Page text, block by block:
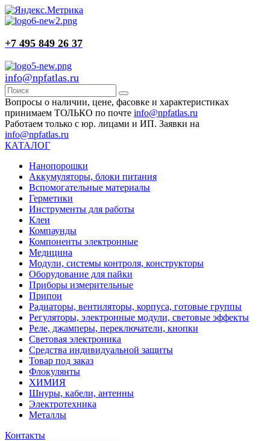
+7 495 849 26 37
info@npfatlas.ru
Вопросы о наличии, цене, фасовке и характеристиках
принимаем ТОЛЬКО по почте info@npfatlas.ru
Работаем только с юр. лицами и ИП. Заявки на
info@npfatlas.ru
КАТАЛОГ
Нанопорошки
Аккумуляторы, блоки питания
Вспомогательные материалы
Герметики
Инструменты для работы
Клеи
Компаунды
Компоненты электронные
Медицина
Модули, системы контроля, конструкторы
Оборудование для пайки
Приборы измерительные
Припои
Радиаторы, вентиляторы, корпуса, готовые группы
Регуляторы, электронные модули, световые эффекты
Реле, джамперы, переключатели, кнопки
Световая электроника
Средства индивидуальной защиты
Товар под заказ
Флокулянты
ХИМИЯ
Шнуры, кабели, антенны
Электротехника
Металлы
Контакты